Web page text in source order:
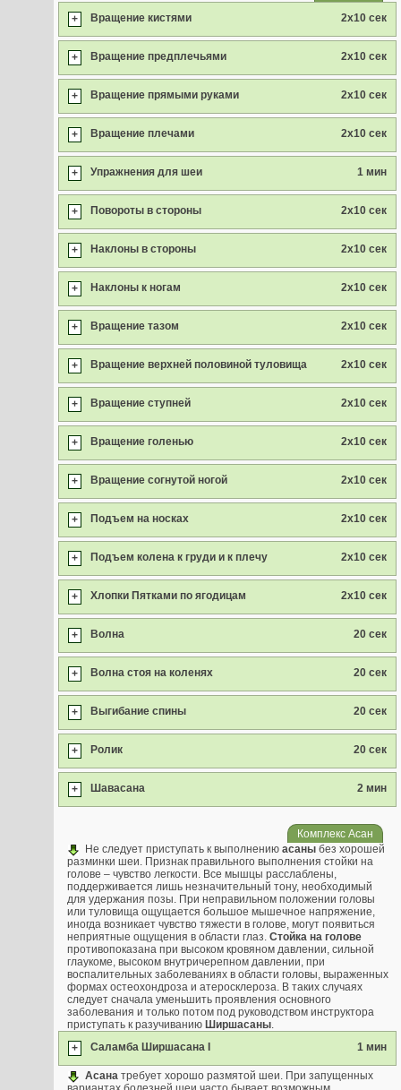
+ Вращение кистями 2x10 сек
+ Вращение предплечьями 2x10 сек
+ Вращение прямыми руками 2x10 сек
+ Вращение плечами 2x10 сек
+ Упражнения для шеи 1 мин
+ Повороты в стороны 2x10 сек
+ Наклоны в стороны 2x10 сек
+ Наклоны к ногам 2x10 сек
+ Вращение тазом 2x10 сек
+ Вращение верхней половиной туловища 2x10 сек
+ Вращение ступней 2x10 сек
+ Вращение голенью 2x10 сек
+ Вращение согнутой ногой 2x10 сек
+ Подъем на носках 2x10 сек
+ Подъем колена к груди и к плечу 2x10 сек
+ Хлопки Пятками по ягодицам 2x10 сек
+ Волна 20 сек
+ Волна стоя на коленях 20 сек
+ Выгибание спины 20 сек
+ Ролик 20 сек
+ Шавасана 2 мин
Комплекс Асан
Не следует приступать к выполнению асаны без хорошей
разминки шеи. Признак правильного выполнения стойки на
голове – чувство легкости. Все мышцы расслаблены,
поддерживается лишь незначительный тону, необходимый
для удержания позы. При неправильном положении головы
или туловища ощущается большое мышечное напряжение,
иногда возникает чувство тяжести в голове, могут появиться
неприятные ощущения в области глаз. Стойка на голове
противопоказана при высоком кровяном давлении, сильной
глаукоме, высоком внутричерепном давлении, при
воспалительных заболеваниях в области головы, выраженных
формах остеохондроза и атеросклероза. В таких случаях
следует сначала уменьшить проявления основного
заболевания и только потом под руководством инструктора
приступать к разучиванию Ширшасаны.
+
Саламба Ширшасана I 1 мин
Асана требует хорошо размятой шеи. При запущенных